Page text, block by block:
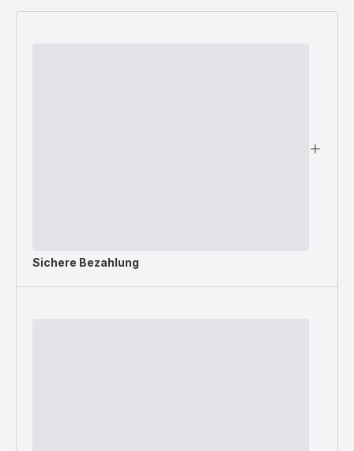
Sichere Bezahlung